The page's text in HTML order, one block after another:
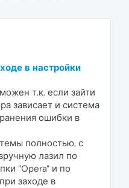
в настройки
т.к. если зайти
зависает и система
ошибки в
полностью, с
лазил по
"Opera" и по
заходе в